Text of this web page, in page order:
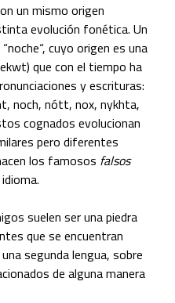
un mismo origen
evolución fonética. Un
cuyo origen es una
que con el tiempo ha
y escrituras:
noch, nótt, nox, nykhta,
cognados evolucionan
pero diferentes
los famosos falsos
suelen ser una piedra
que se encuentran
segunda lengua, sobre
de alguna manera